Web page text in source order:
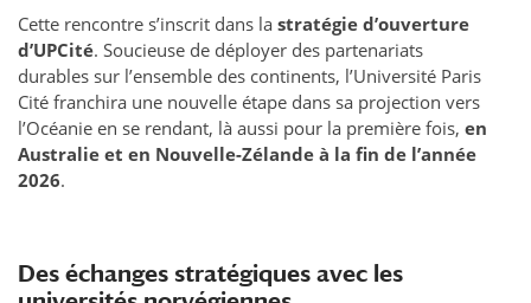
Cette rencontre s’inscrit dans la stratégie d’ouverture
d’UPCité. Soucieuse de déployer des partenariats
durables sur l’ensemble des continents, l’Université Paris
Cité franchira une nouvelle étape dans sa projection vers
l’Océanie en se rendant, là aussi pour la première fois, en
Australie et en Nouvelle-Zélande à la fin de l’année
2026.
Des échanges stratégiques avec les